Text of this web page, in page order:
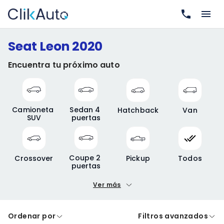
Seat Leon 2020
Encuentra tu próximo auto
Camioneta
SUV
Sedan 4
puertas
Hatchback Van
Crossover
Coupe 2
puertas
Pickup Todos
Precio máximo
A crédito De contado
Ver más
Ordenar por Filtros avanzados